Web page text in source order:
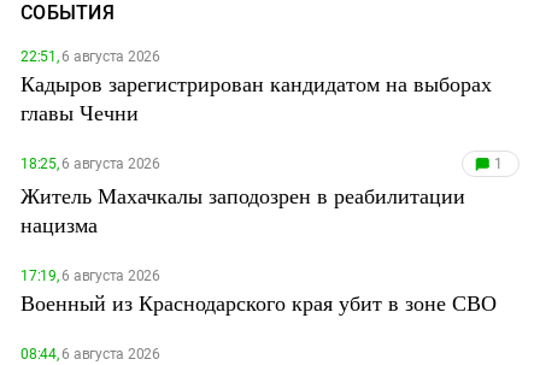
СОБЫТИЯ
22:51,6 августа 2026
Кадыров зарегистрирован кандидатом на выборах
главы Чечни
18:25,6 августа 2026 1
Житель Махачкалы заподозрен в реабилитации
нацизма
17:19,6 августа 2026
Военный из Краснодарского края убит в зоне СВО
08:44,6 августа 2026